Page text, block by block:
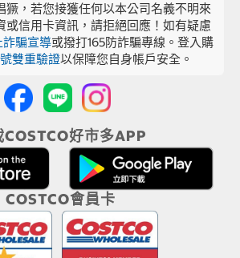
獗，若您接獲任何以本公司名義不明來
或信用卡資訊，請拒絕回應！如有疑慮
詐騙宣導或撥打165防詐騙專線。登入購
雙重驗證以保障您自身帳戶安全。
COSTCO好市多APP
COSTCO會員卡